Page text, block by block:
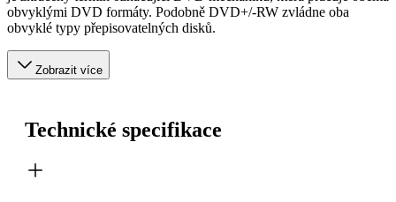
obvyklými DVD formáty. Podobně DVD+/-RW zvládne oba
obvyklé typy přepisovatelných disků.
Zobrazit více
Technické specifikace